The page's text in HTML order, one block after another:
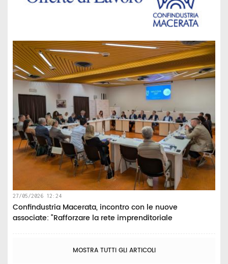
27/05/2026 12:24
Confindustria Macerata, incontro con le nuove
associate: “Rafforzare la rete imprenditoriale
MOSTRA TUTTI GLI ARTICOLI